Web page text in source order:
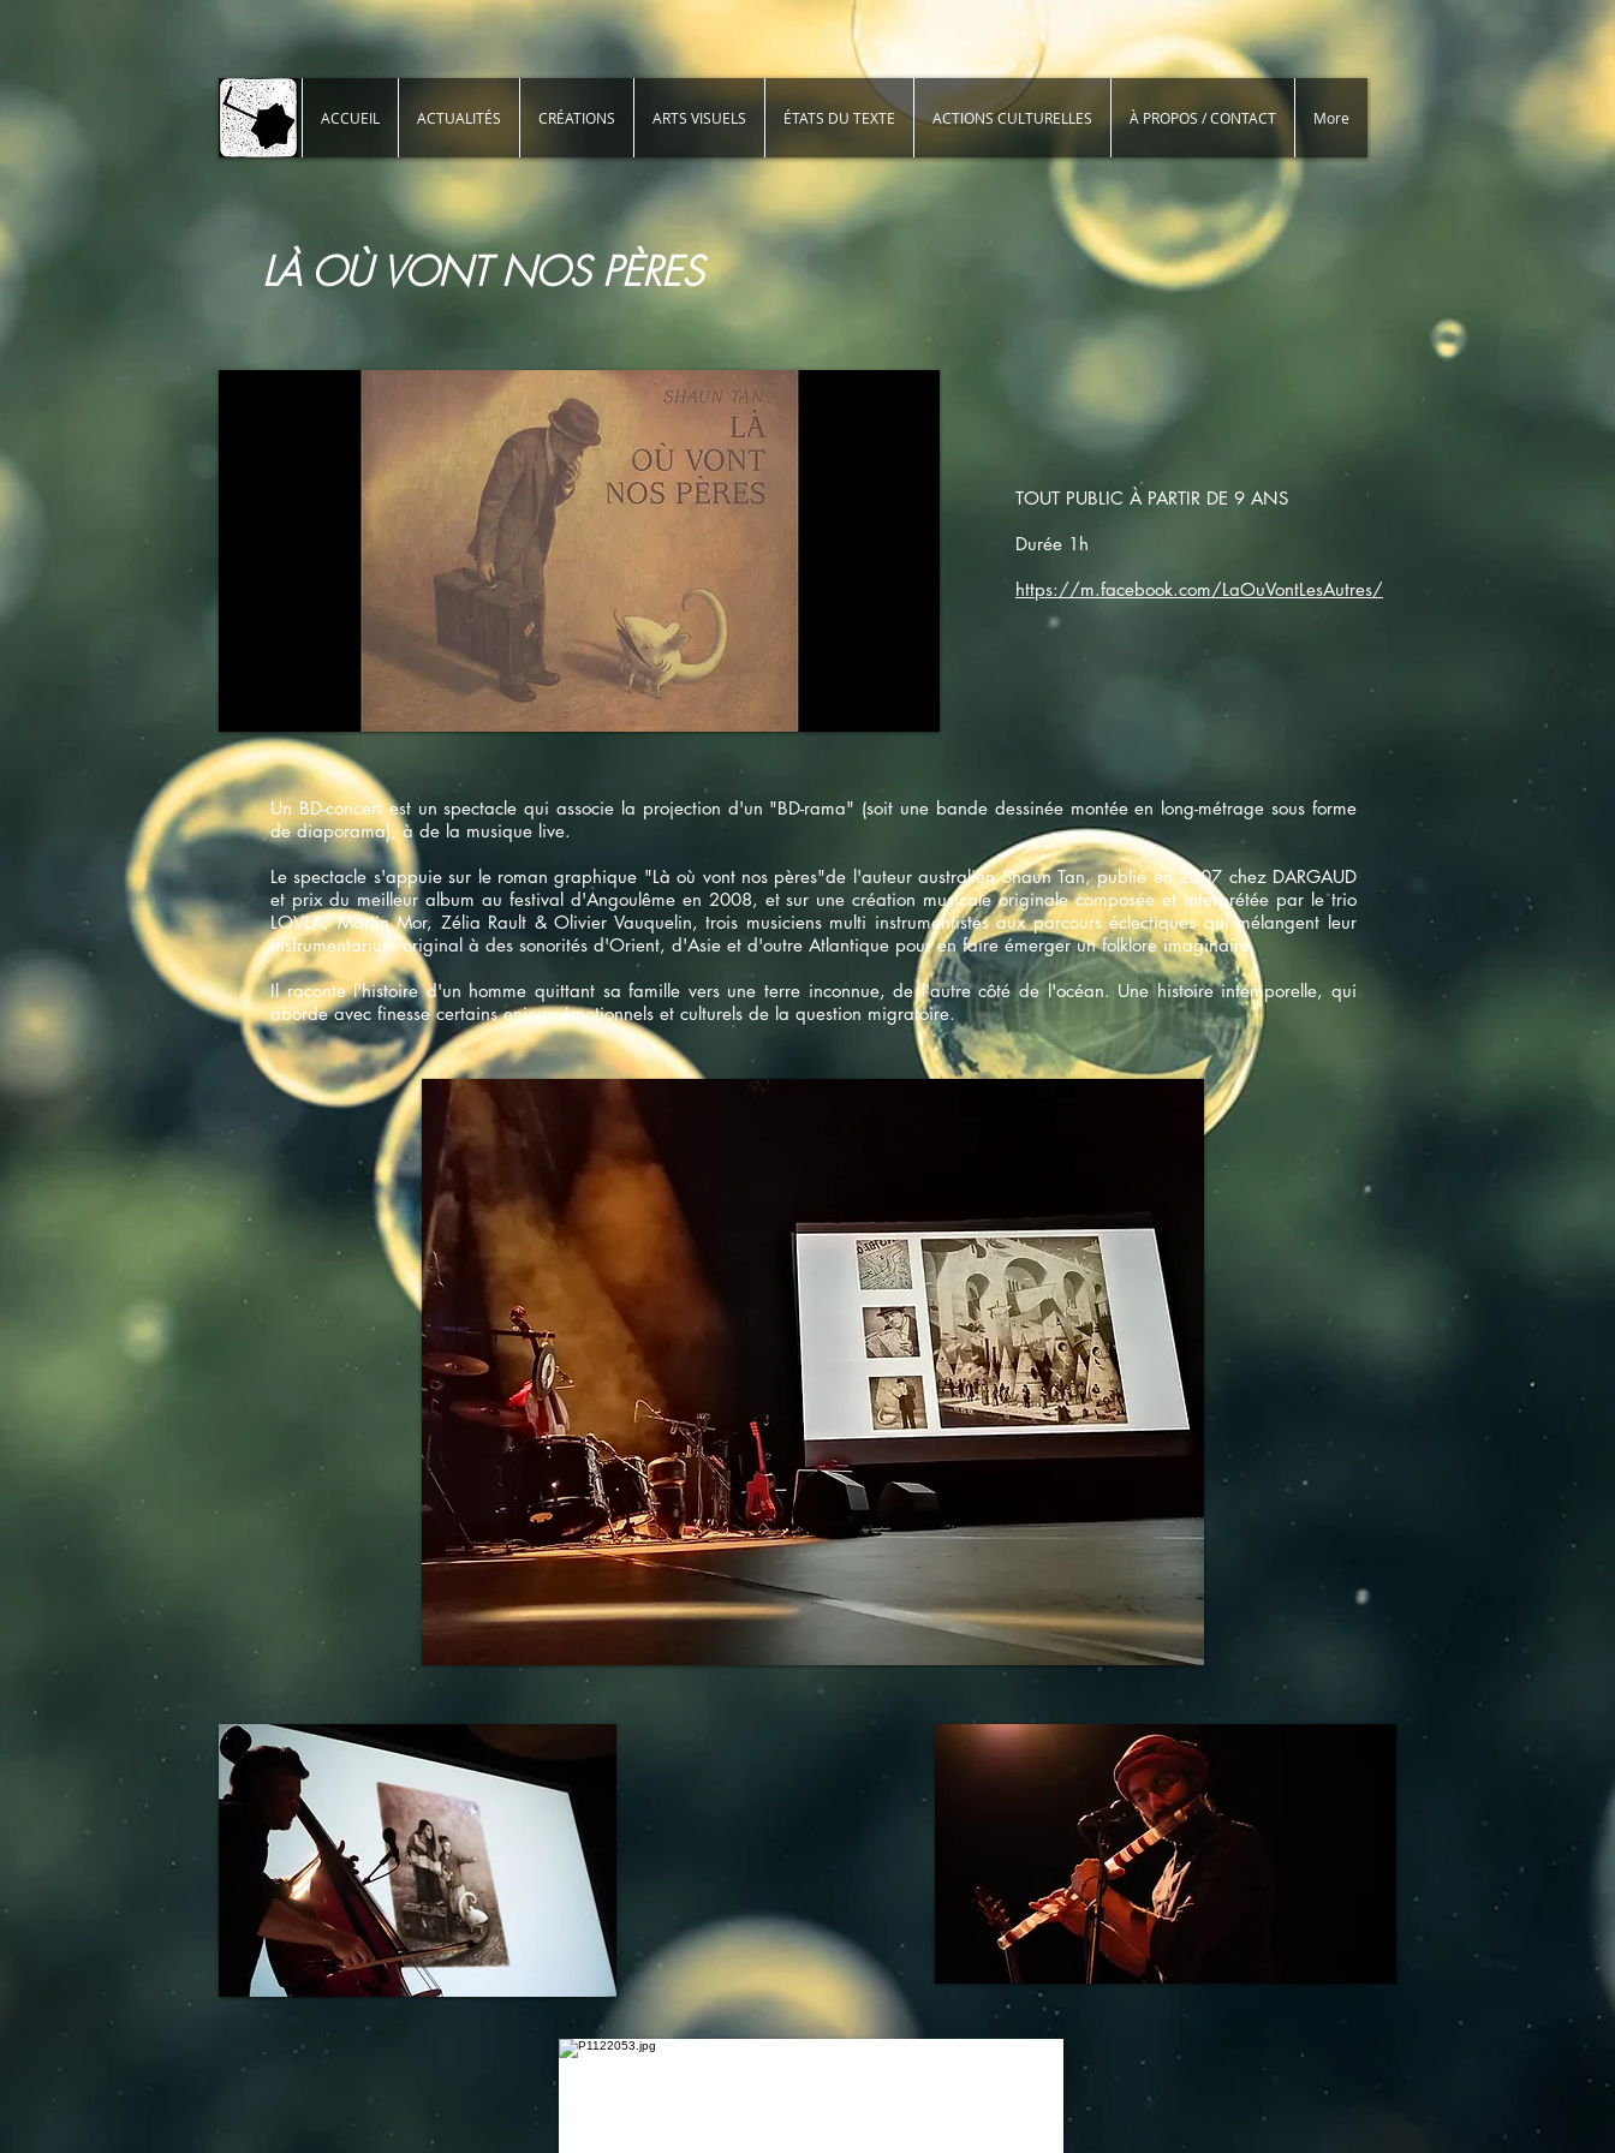
ACCUEIL ACTUALITÉS CRÉATIONS ARTS VISUELS ÉTATS DU TEXTE ACTIONS CULTURELLES À PROPOS / CONTACT More
LÀ OÙ VONT NOS PÈRES
TOUT PUBLIC À PARTIR DE 9 ANS
Durée 1h
https://m.facebook.com/LaOuVontLesAutres/
Un BD-concert est un spectacle qui associe la projection d'un "BD-rama" (soit une bande dessinée montée en long-métrage sous forme
de diaporama), à de la musique live.
Le spectacle s'appuie sur le roman graphique "Là où vont nos pères"de l'auteur australien Shaun Tan, publié en 2007 chez DARGAUD
et prix du meilleur album au festival d'Angoulême en 2008, et sur une création musicale originale composée et interprétée par le trio
LOVLA, Martin Mor, Zélia Rault & Olivier Vauquelin, trois musiciens multi instrumentistes aux parcours éclectiques qui mélangent leur
instrumentarium original à des sonorités d'Orient, d'Asie et d'outre Atlantique pour en faire émerger un folklore imaginaire
Il raconte l'histoire d'un homme quittant sa famille vers une terre inconnue, de l'autre côté de l'océan. Une histoire intemporelle, qui
aborde avec finesse certains enjeux émotionnels et culturels de la question migratoire.